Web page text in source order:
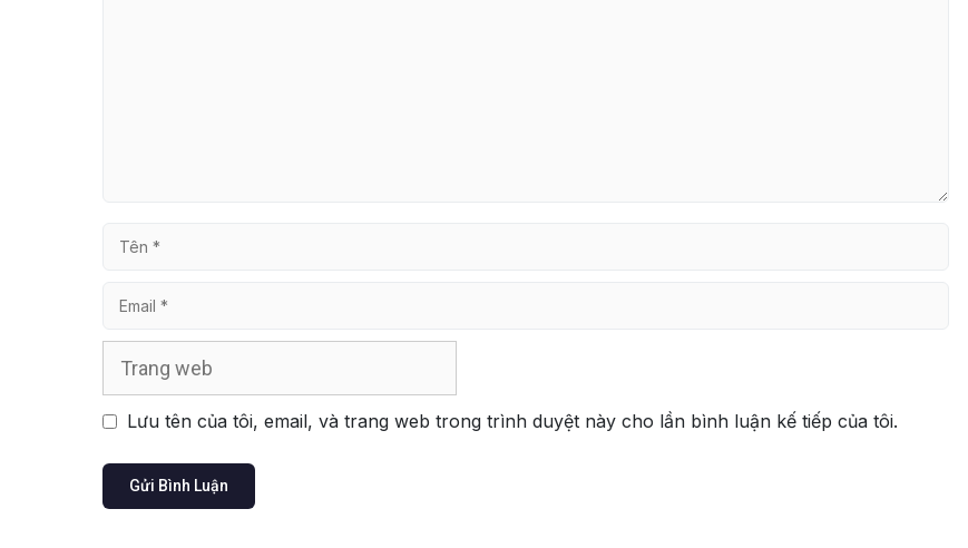
Tên
Email
Lưu tên của tôi, email, và trang web trong trình duyệt này cho lần bình luận kế tiếp của tôi.